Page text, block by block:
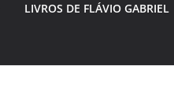
LIVROS DE FLÁVIO GABRIEL